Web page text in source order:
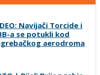
Navijači Torcide i